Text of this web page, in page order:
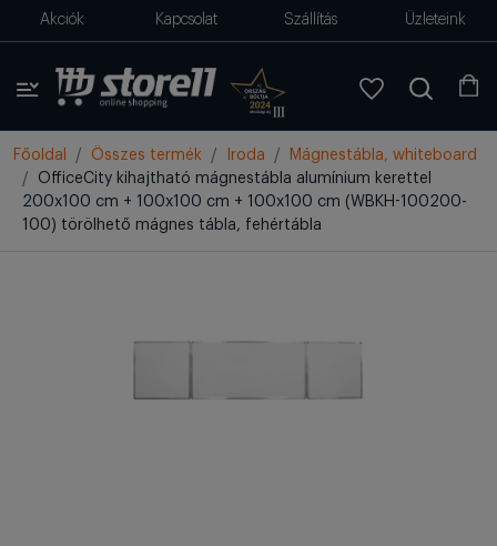
Akciók Kapcsolat Szállítás Üzleteink
Főoldal Összes termék Iroda
Mágnestábla, whiteboard
OfficeCity kihajtható mágnestábla alumínium kerettel
200x100 cm + 100x100 cm + 100x100 cm (WBKH-100200-
100) törölhető mágnes tábla, fehértábla